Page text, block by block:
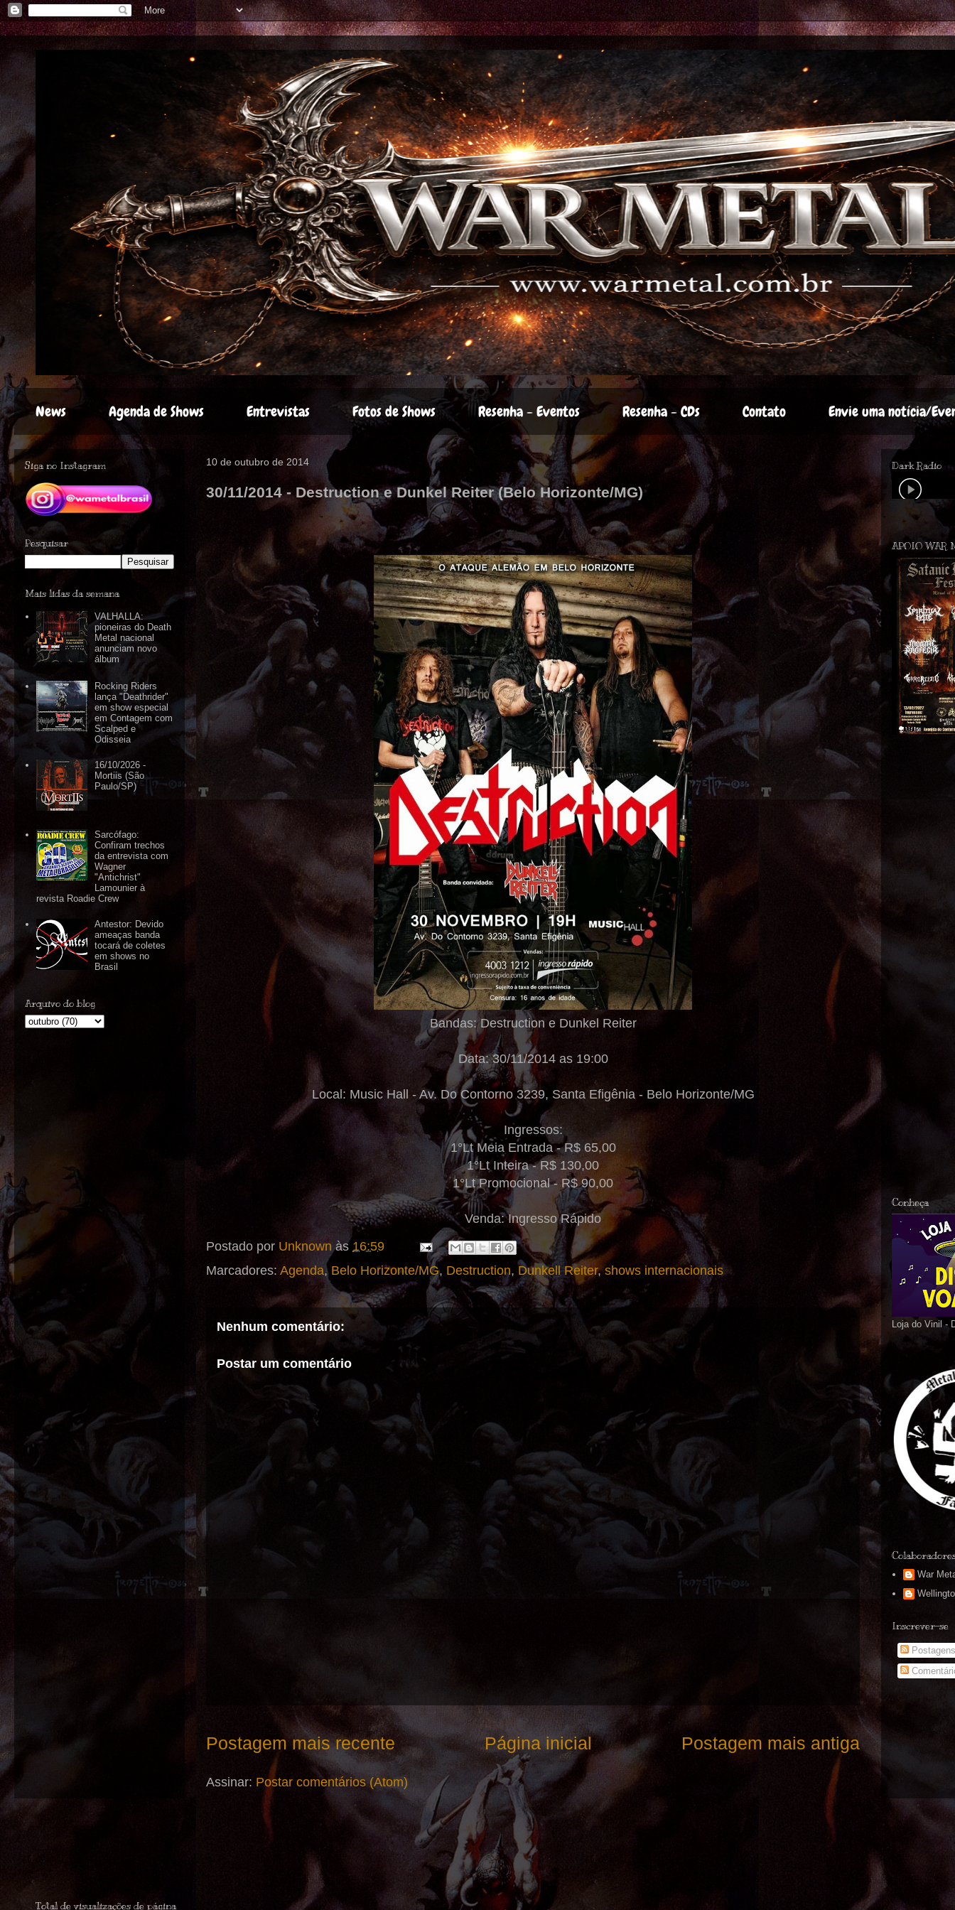
News Agenda de Shows Entrevistas Fotos de Shows Resenha - Eventos Resenha - CDs Contato Envie uma notícia/
10 de outubro de 2014
30/11/2014 - Destruction e Dunkel Reiter (Belo Horizonte/MG)
Bandas: Destruction e Dunkel Reiter
Data: 30/11/2014 as 19:00
Local: Music Hall - Av. Do Contorno 3239, Santa Efigênia - Belo Horizonte/MG
Ingressos:
1°Lt Meia Entrada - R$ 65,00
1°Lt Inteira - R$ 130,00
1°Lt Promocional - R$ 90,00
Venda: Ingresso Rápido
Postado por Unknown às 16:59
Marcadores: Agenda, Belo Horizonte/MG, Destruction, Dunkell Reiter,shows internacionais
Nenhum comentário:
Postar um comentário
Postagem mais recente Postagem mais antiga
Página inicial
Assinar: Postar comentários (Atom)
Siga no Instagram
Pesquisar
Mais lidas da semana
VALHALLA:
pioneiras do Death
Metal nacional
anunciam novo
álbum
Rocking Riders
lança "Deathrider"
em show especial
em Contagem com
Scalped e
Odisseia
16/10/2026 -
Mortiis (São
Paulo/SP)
Sarcófago:
Confiram trechos
da entrevista com
Wagner
"Antichrist"
Lamounier à
revista Roadie Crew
Antestor: Devido
ameaças banda
tocará de coletes
em shows no
Brasil
Arquivo do blog
Dark Radio
APOIO WAR
Conheça
Loja do Vinil -
War
Inscrever-se
Postagens
Total de visualizações de página